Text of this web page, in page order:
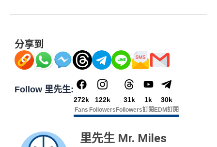
分享到
Follow 里先生:
272k
Fans
122k
Followers
31k
Followers
1k
訂閱
30k
EDM訂閱
里先生 Mr. Miles